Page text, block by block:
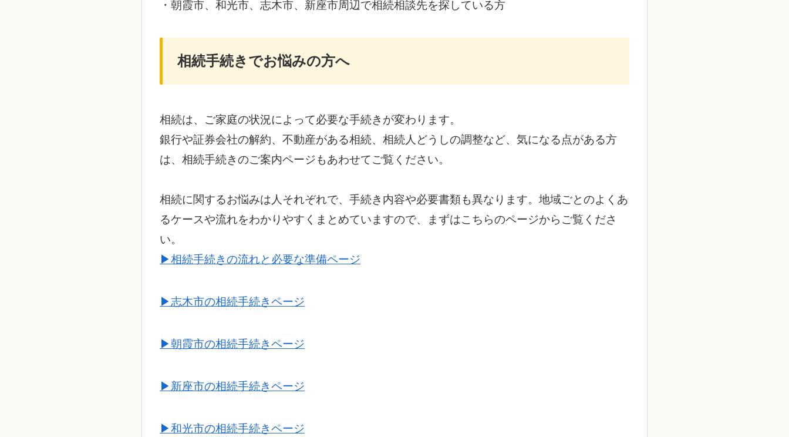
・朝霞市、和光市、志木市、新座市周辺で相続相談先を探している方
相続手続きでお悩みの方へ
相続は、ご家庭の状況によって必要な手続きが変わります。
銀行や証券会社の解約、不動産がある相続、相続人どうしの調整など、気になる点がある方
は、相続手続きのご案内ページもあわせてご覧ください。
相続に関するお悩みは人それぞれで、手続き内容や必要書類も異なります。地域ごとのよくあ
るケースや流れをわかりやすくまとめていますので、まずはこちらのページからご覧くださ
い。
▶相続手続きの流れと必要な準備ページ
▶志木市の相続手続きページ
▶朝霞市の相続手続きページ
▶新座市の相続手続きページ
▶和光市の相続手続きページ